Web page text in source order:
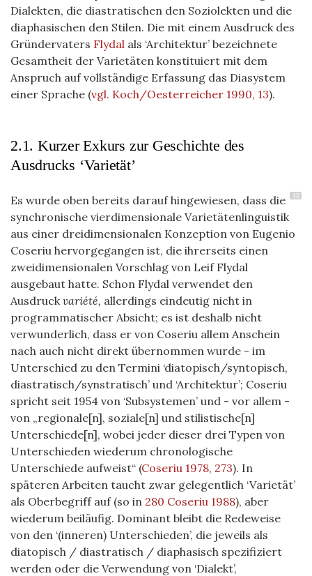
Dialekten, die diastratischen den Soziolekten und die
diaphasischen den Stilen. Die mit einem Ausdruck des
Gründervaters Flydal als ‘Architektur’ bezeichnete
Gesamtheit der Varietäten konstituiert mit dem
Anspruch auf vollständige Erfassung das Diasystem
einer Sprache (vgl. Koch/Oesterreicher 1990, 13).
2.1. Kurzer Exkurs zur Geschichte des
Ausdrucks ‘Varietät’
13
Es wurde oben bereits darauf hingewiesen, dass die
synchronische vierdimensionale Varietätenlinguistik
aus einer dreidimensionalen Konzeption von Eugenio
Coseriu hervorgegangen ist, die ihrerseits einen
zweidimensionalen Vorschlag von Leif Flydal
ausgebaut hatte. Schon Flydal verwendet den
Ausdruck variété, allerdings eindeutig nicht in
programmatischer Absicht; es ist deshalb nicht
verwunderlich, dass er von Coseriu allem Anschein
nach auch nicht direkt übernommen wurde - im
Unterschied zu den Termini ‘diatopisch/syntopisch,
diastratisch/synstratisch’ und ‘Architektur’; Coseriu
spricht seit 1954 von ‘Subsystemen’ und - vor allem -
von „regionale[n], soziale[n] und stilistische[n]
Unterschiede[n], wobei jeder dieser drei Typen von
Unterschieden wiederum chronologische
Unterschiede aufweist“ (Coseriu 1978, 273). In
späteren Arbeiten taucht zwar gelegentlich ‘Varietät’
als Oberbegriff auf (so in 280 Coseriu 1988), aber
wiederum beiläufig. Dominant bleibt die Redeweise
von den ‘(inneren) Unterschieden’, die jeweils als
diatopisch / diastratisch / diaphasisch spezifiziert
werden oder die Verwendung von ‘Dialekt’,